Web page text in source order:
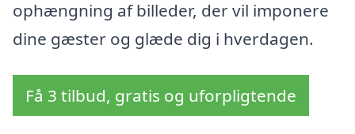
ophængning af billeder, der vil imponere
dine gæster og glæde dig i hverdagen.
Få 3 tilbud, gratis og uforpligtende